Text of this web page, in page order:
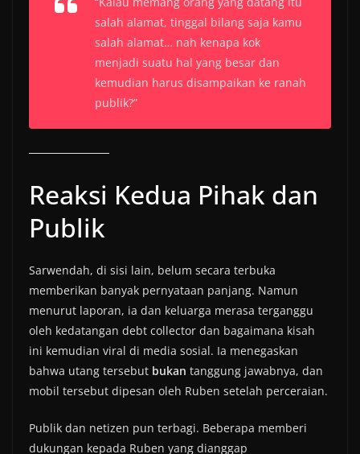
salah alamat, tinggal bilang saja kamu
salah alamat… nah kenapa kok
menjadi suatu hal yang besar dan
kemudian harus disampaikan ke ranah
publik?”
Reaksi Kedua Pihak dan
Publik
Sarwendah, di sisi lain, belum secara terbuka
memberikan banyak pernyataan panjang. Namun
menurut laporan, ia dan keluarga merasa terganggu
oleh kedatangan debt collector dan bagaimana kisah
ini kemudian viral di media sosial. Ia menegaskan
bahwa utang tersebut bukan tanggung jawabnya, dan
mobil tersebut dipesan oleh Ruben setelah perceraian.
Publik dan netizen pun terbagi. Beberapa memberi
dukungan kepada Ruben yang dianggap